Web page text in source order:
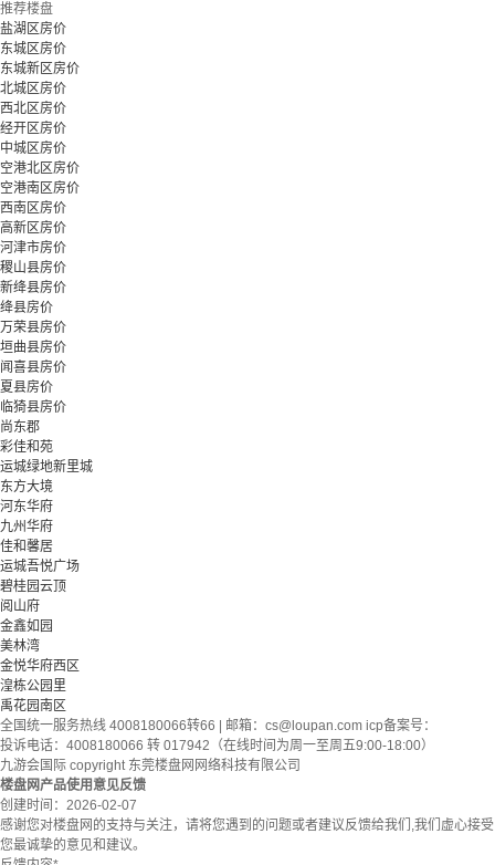
推荐楼盘
盐湖区房价
东城区房价
东城新区房价
北城区房价
西北区房价
经开区房价
中城区房价
空港北区房价
空港南区房价
西南区房价
高新区房价
河津市房价
稷山县房价
新绛县房价
绛县房价
万荣县房价
垣曲县房价
闻喜县房价
夏县房价
临猗县房价
尚东郡
彩佳和苑
运城绿地新里城
东方大境
河东华府
九州华府
佳和馨居
运城吾悦广场
碧桂园云顶
阅山府
金鑫如园
美林湾
金悦华府西区
湟栋公园里
禹花园南区
全国统一服务热线 4008180066转66 | 邮箱： cs@loupan.com icp备案号：
投诉电话：4008180066 转 017942（在线时间为周一至周五9:00-18:00）
九游会国际 copyright 东莞楼盘网网络科技有限公司
楼盘网产品使用意见反馈
创建时间： 2026-02-07
感谢您对楼盘网的支持与关注，请将您遇到的问题或者建议反馈给我们,我们虚心接受
您最诚挚的意见和建议。